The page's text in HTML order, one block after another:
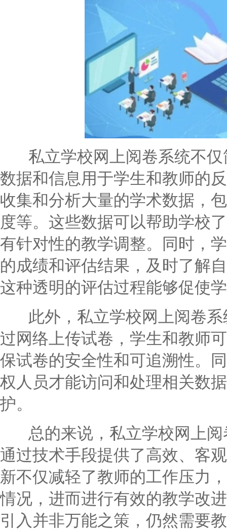
私立学校网上阅卷系统不仅
数据和信息用于学生和教师的
收集和分析大量的学术数据，
度等。这些数据可以帮助学校
有针对性的教学调整。同时，
的成绩和评估结果，及时了解
这种透明的评估过程能够促使
此外，私立学校网上阅卷系
过网络上传试卷，学生和教师
保试卷的安全性和可追溯性。
权人员才能访问和处理相关数
护。
总的来说，私立学校网上阅
通过技术手段提供了高效、客
新不仅减轻了教师的工作压力
情况，进而进行有效的教学改
引入并非万能之策，仍然需要